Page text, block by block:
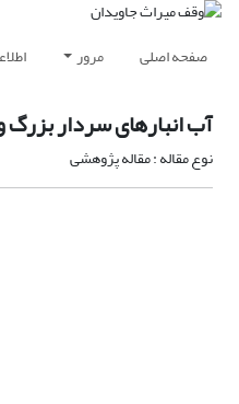
صفحه اصلی مرور
آب انبارهای سردار
نوع مقاله : مقاله پژوهشی